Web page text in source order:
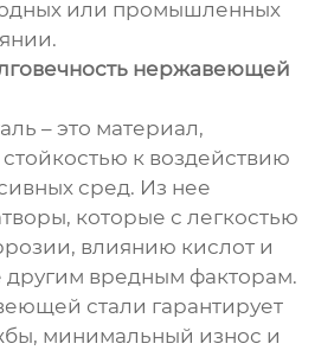
или промышленных
нержавеющей
– это материал,
к воздействию
сред. Из нее
которые с легкостью
влиянию кислот и
другим вредным факторам.
стали гарантирует
минимальный износ и